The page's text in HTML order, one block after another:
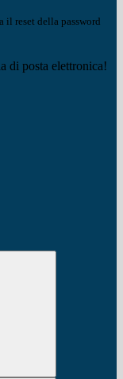
il reset della password
di posta elettronica!